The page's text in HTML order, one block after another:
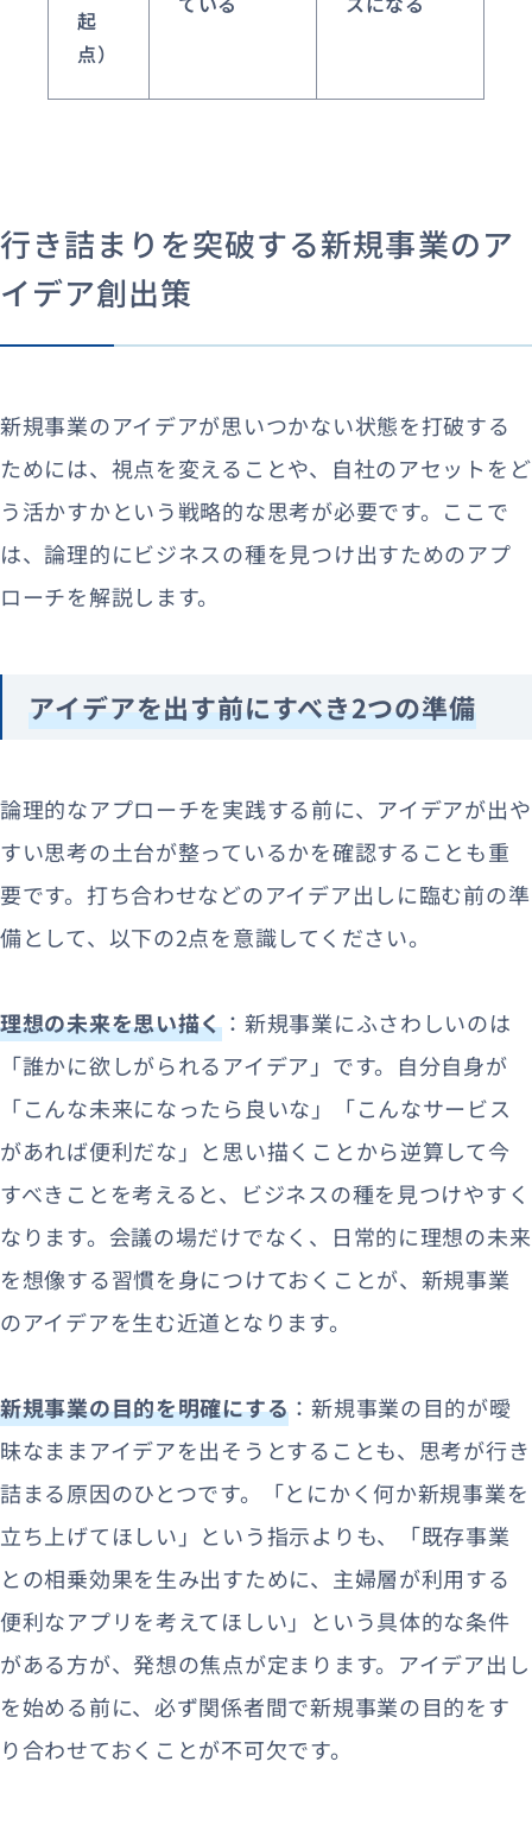
起
点）
行き詰まりを突破する新規事業のア
イデア創出策
新規事業のアイデアが思いつかない状態を打破する
ためには、視点を変えることや、自社のアセットをど
う活かすかという戦略的な思考が必要です。ここで
は、論理的にビジネスの種を見つけ出すためのアプ
ローチを解説します。
アイデアを出す前にすべき2つの準備
論理的なアプローチを実践する前に、アイデアが出や
すい思考の土台が整っているかを確認することも重
要です。打ち合わせなどのアイデア出しに臨む前の準
備として、以下の2点を意識してください。
理想の未来を思い描く ：新規事業にふさわしいのは
「誰かに欲しがられるアイデア」です。自分自身が
「こんな未来になったら良いな」「こんなサービス
があれば便利だな」と思い描くことから逆算して今
すべきことを考えると、ビジネスの種を見つけやすく
なります。会議の場だけでなく、日常的に理想の未来
を想像する習慣を身につけておくことが、新規事業
のアイデアを生む近道となります。
新規事業の目的を明確にする ：新規事業の目的が曖
昧なままアイデアを出そうとすることも、思考が行き
詰まる原因のひとつです。「とにかく何か新規事業を
立ち上げてほしい」という指示よりも、「既存事業
との相乗効果を生み出すために、主婦層が利用する
便利なアプリを考えてほしい」という具体的な条件
がある方が、発想の焦点が定まります。アイデア出し
を始める前に、必ず関係者間で新規事業の目的をす
り合わせておくことが不可欠です。